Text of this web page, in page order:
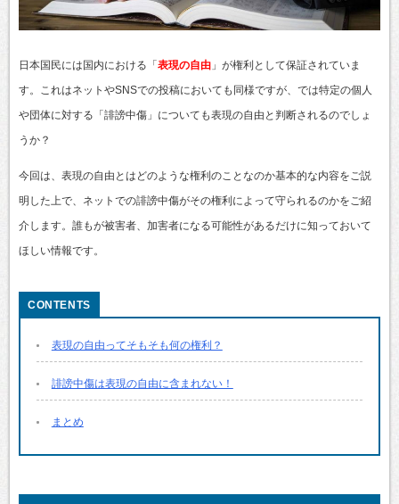
日本国民には国内における「表現の自由 」が権利として保証されていま
す。これはネットやSNSでの投稿においても同様ですが、では特定の個人
や団体に対する「誹謗中傷」についても表現の自由と判断されるのでしょ
うか？
今回は、表現の自由とはどのような権利のことなのか基本的な内容をご説
明した上で、ネットでの誹謗中傷がその権利によって守られるのかをご紹
介します。誰もが被害者、加害者になる可能性があるだけに知っておいて
ほしい情報です。
表現の自由ってそもそも何の権利？
誹謗中傷は表現の自由に含まれない！
まとめ